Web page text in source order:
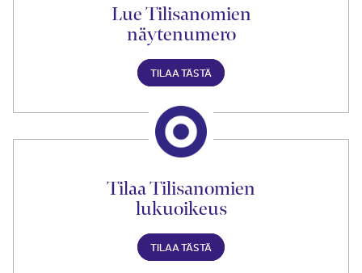
Lue Tilisanomien
näytenumero
TILAA TÄSTÄ
Tilaa Tilisanomien
lukuoikeus
TILAA TÄSTÄ